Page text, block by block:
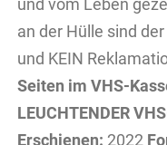
und vom Leben
an der Hülle sind
und KEIN
Seiten im VHS-
LEUCHTENDER
Erschienen: 2022